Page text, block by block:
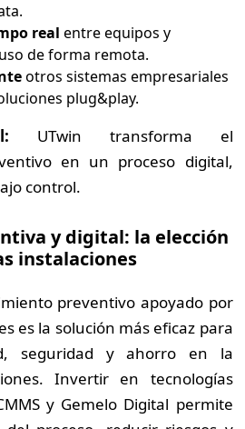
real entre equipos y
de forma remota.
otros sistemas empresariales
plug&play.
UTwin transforma el
en un proceso digital,
control.
y digital: la elección
instalaciones
preventivo apoyado por
es la solución más eficaz para
seguridad y ahorro en la
Invertir en tecnologías
y Gemelo Digital permite